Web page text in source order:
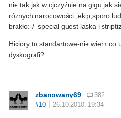
nie tak jak w ojczyźnie na gigu jak
róznych narodowości ,ekip,sporo
brakło:-/, special guest laska i
Hiciory to standartowe-nie wiem co
dyskografi?
zbanowany69
382
#10
26.10.2010, 19:34